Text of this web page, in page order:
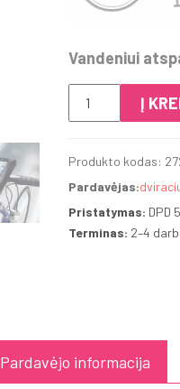
Vandeniui
produkto
kiekis:
laikiklis
PhoneBag
Tour
M
Į
Produkto kodas:
Pardavėjas:
Pristatymas: DPD
Terminas: 2–4
Pardavėjo informacija